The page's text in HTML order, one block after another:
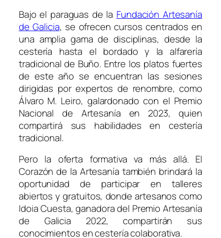
Bajo el paraguas de la Fundación Artesanía
de Galicia, se ofrecen cursos centrados en
una amplia gama de disciplinas, desde la
cestería hasta el bordado y la alfarería
tradicional de Buño. Entre los platos fuertes
de este año se encuentran las sesiones
dirigidas por expertos de renombre, como
Álvaro M. Leiro, galardonado con el Premio
Nacional de Artesanía en 2023, quien
compartirá sus habilidades en cestería
tradicional.
Pero la oferta formativa va más allá. El
Corazón de la Artesanía también brindará la
oportunidad de participar en talleres
abiertos y gratuitos, donde artesanos como
Idoia Cuesta, ganadora del Premio Artesanía
de Galicia 2022, compartirán sus
conocimientos en cestería colaborativa.